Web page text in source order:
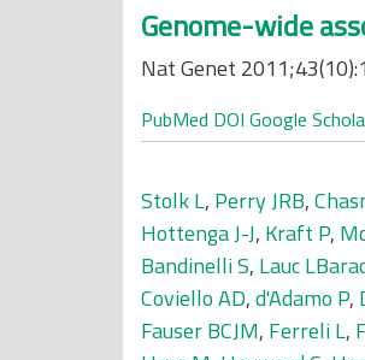
Genome-wide
Nat Genet
PubMed DOI Google
Stolk L, Perry JRB,
Hottenga J-J, Kraft P,
Bandinelli S, Lauc
Coviello AD,d'Adamo P,
Fauser BCJM, Ferreli L,